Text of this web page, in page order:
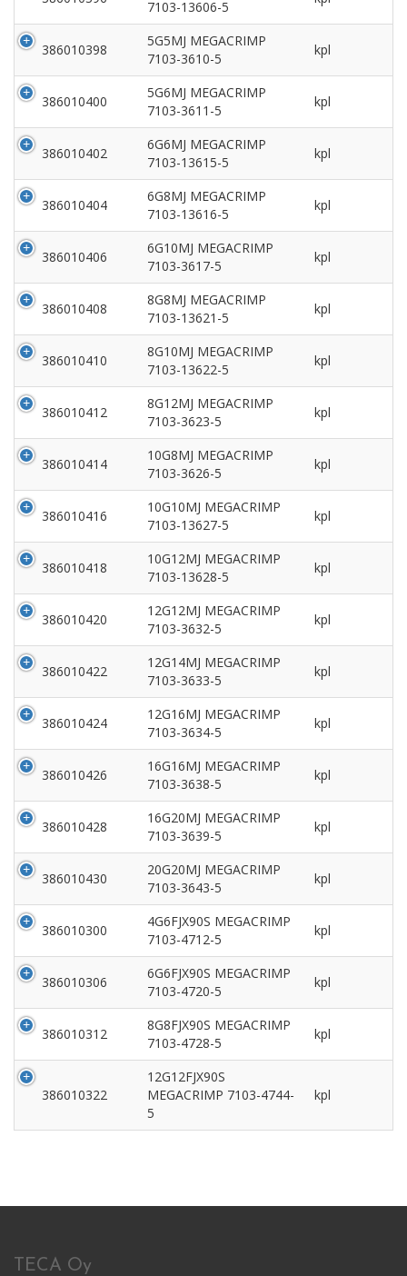
7103-13606-5
386010398
5G5MJ MEGACRIMP
7103-3610-5
kpl
386010400
5G6MJ MEGACRIMP
7103-3611-5
kpl
386010402
6G6MJ MEGACRIMP
7103-13615-5
kpl
386010404
6G8MJ MEGACRIMP
7103-13616-5
kpl
386010406
6G10MJ MEGACRIMP
7103-3617-5
kpl
386010408
8G8MJ MEGACRIMP
7103-13621-5
kpl
386010410
8G10MJ MEGACRIMP
7103-13622-5
kpl
386010412
8G12MJ MEGACRIMP
7103-3623-5
kpl
386010414
10G8MJ MEGACRIMP
7103-3626-5
kpl
386010416
10G10MJ MEGACRIMP
7103-13627-5
kpl
386010418
10G12MJ MEGACRIMP
7103-13628-5
kpl
386010420
12G12MJ MEGACRIMP
7103-3632-5
kpl
386010422
12G14MJ MEGACRIMP
7103-3633-5
kpl
386010424
12G16MJ MEGACRIMP
7103-3634-5
kpl
386010426
16G16MJ MEGACRIMP
7103-3638-5
kpl
386010428
16G20MJ MEGACRIMP
7103-3639-5
kpl
386010430
20G20MJ MEGACRIMP
7103-3643-5
kpl
386010300
4G6FJX90S MEGACRIMP
7103-4712-5
kpl
386010306
6G6FJX90S MEGACRIMP
7103-4720-5
kpl
386010312
8G8FJX90S MEGACRIMP
7103-4728-5
kpl
386010322
12G12FJX90S
MEGACRIMP 7103-4744-
5
kpl
TECA Oy